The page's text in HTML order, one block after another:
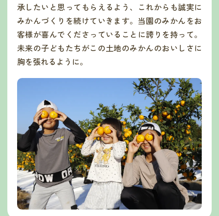
承したいと思ってもらえるよう、これからも誠実に
みかんづくりを続けていきます。当園のみかんをお
客様が喜んでくださっていることに誇りを持って。
未来の子どもたちがこの土地のみかんのおいしさに
胸を張れるように。